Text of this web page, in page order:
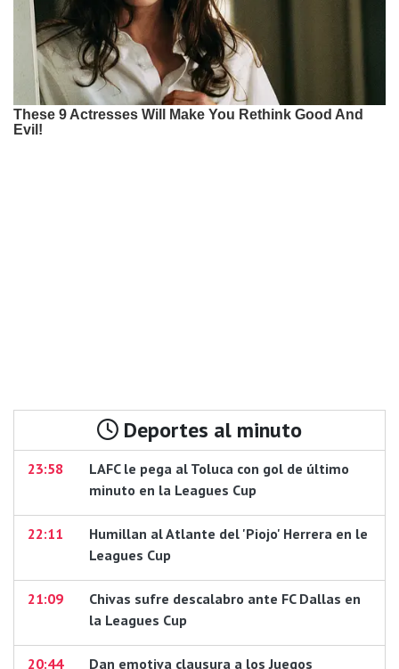
Deportes al minuto
23:58
LAFC le pega al Toluca con gol de último
minuto en la Leagues Cup
22:11
Humillan al Atlante del 'Piojo' Herrera en le
Leagues Cup
21:09
Chivas sufre descalabro ante FC Dallas en
la Leagues Cup
20:44 Dan emotiva clausura a los Juegos